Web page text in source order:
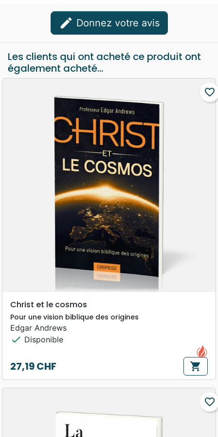
edit Donnez votre avis
Les clients qui ont acheté ce produit ont
également acheté...
favorite_border
Christ et le cosmos
Pour une vision biblique des origines
Edgar Andrews
check Disponible
Prix
27,19 CHF shopping_cart
favorite_border